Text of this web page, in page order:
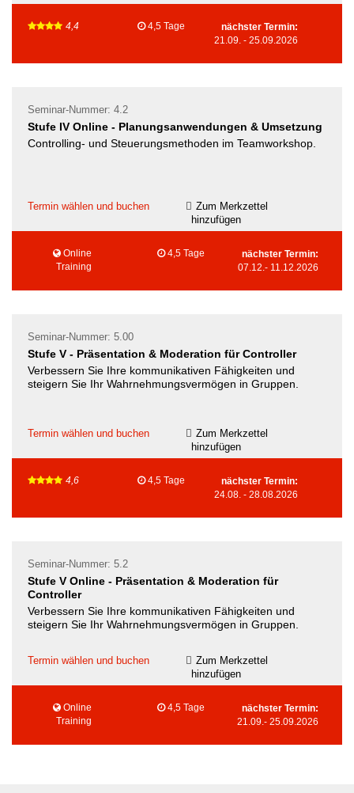
4,4 4,5 Tage
nächster Termin:
21.09.- 25.09.2026
Seminar-Nummer: 4.2
Stufe IV Online - Planungsanwendungen & Umsetzung
Controlling- und Steuerungsmethoden im Teamworkshop.
Termin wählen und buchen
Zum Merkzettel
hinzufügen
Online
Training
4,5 Tage
nächster Termin:
07.12.-11.12.2026
Seminar-Nummer: 5.00
Stufe V - Präsentation & Moderation für Controller
Verbessern Sie Ihre kommunikativen Fähigkeiten und
steigern Sie Ihr Wahrnehmungsvermögen in Gruppen.
Termin wählen und buchen
Zum Merkzettel
hinzufügen
4,6 4,5 Tage
nächster Termin:
24.08.- 28.08.2026
Seminar-Nummer: 5.2
Stufe V Online - Präsentation & Moderation für
Controller
Verbessern Sie Ihre kommunikativen Fähigkeiten und
steigern Sie Ihr Wahrnehmungsvermögen in Gruppen.
Termin wählen und buchen
Zum Merkzettel
hinzufügen
Online
Training
4,5 Tage
nächster Termin:
21.09.-25.09.2026